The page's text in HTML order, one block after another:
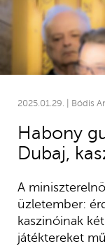
2025.01.29. | Bódis
Habony
Dubaj,
A
üzletember:
kaszinóinak
játéktereket